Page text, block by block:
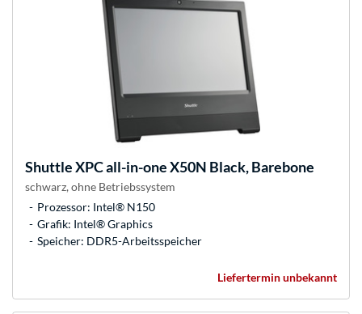
ShuttleXPC all-in-one X50N Black, Barebone
schwarz, ohne Betriebssystem
Prozessor: Intel® N150
Grafik: Intel® Graphics
Speicher: DDR5-Arbeitsspeicher
Liefertermin unbekannt